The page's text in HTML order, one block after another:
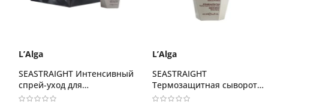
L’Alga
SEASTRAIGHT Интенсивный
спрей-уход для
выпрямленных волос
L’Alga
SEASTRAIGHT
Термозащитная сыворотка
для выпрямленных волос